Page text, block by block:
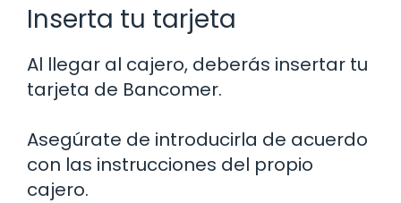
Inserta tu tarjeta
Al llegar al cajero, deberás insertar tu
tarjeta de Bancomer.
Asegúrate de introducirla de acuerdo
con las instrucciones del propio
cajero.